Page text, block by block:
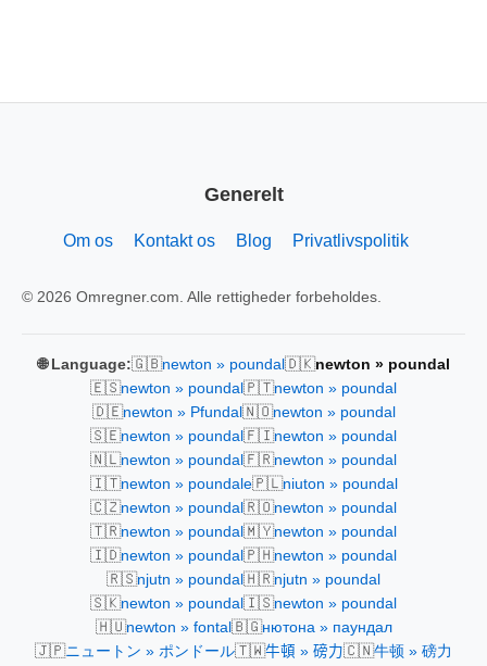
Generelt
Om os Kontakt os Blog Privatlivspolitik
© 2026 Omregner.com. Alle rettigheder forbeholdes.
🌐 Language:🇬🇧newton » poundal 🇩🇰newton » poundal
🇪🇸newton » poundal 🇵🇹newton » poundal
🇩🇪newton » Pfundal 🇳🇴newton » poundal
🇸🇪newton » poundal 🇫🇮newton » poundal
🇳🇱newton » poundal 🇫🇷newton » poundal
🇮🇹newton » poundale🇵🇱niuton » poundal
🇨🇿newton » poundal 🇷🇴newton » poundal
🇹🇷newton » poundal 🇲🇾newton » poundal
🇮🇩newton » poundal 🇵🇭newton » poundal
🇷🇸njutn » poundal 🇭🇷njutn » poundal
🇸🇰newton » poundal 🇮🇸newton » poundal
🇭🇺newton » fontal 🇧🇬нютона » паундал
🇯🇵ニュートン » ポンドール🇹🇼牛頓 » 磅力🇨🇳牛顿 » 磅力